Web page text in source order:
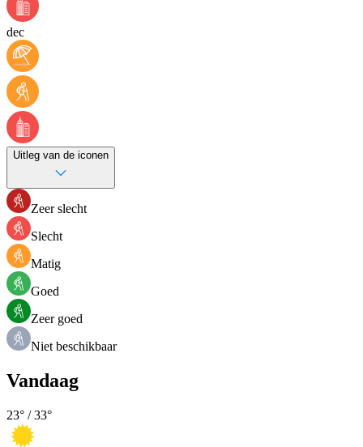
dec
Uitleg van de iconen
Zeer slecht
Slecht
Matig
Goed
Zeer goed
Niet beschikbaar
Vandaag
23° /33°